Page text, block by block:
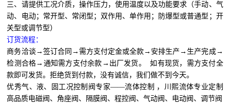
三、请提供工况介质，操作压力，使用温度以及功能要求（手动、气
动、电动；常开型、常闭型；双作用、单作用；防爆型或普通型；开
关型或调节型）
订货流程：
商务洽谈→签订合同→需方支付定金或全款→安排生产→生产完成→
检测合格→通知需方支付余款→出厂发货。 如有现货，需方支付全
款即可发货。拒绝货到付款，没有诚信，我们做不到今天。
优秀气、液、固工况控制阀专家——流体控制 ，川熙流体专业定制
高品质电磁阀、角座阀、隔膜阀、程控阀、气动阀、电动阀、调节阀